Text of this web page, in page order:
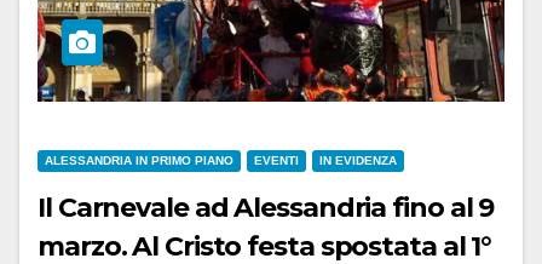
ALESSANDRIA IN PRIMO PIANO EVENTI IN EVIDENZA
Il Carnevale ad Alessandria fino al 9
marzo. Al Cristo festa spostata al 1°